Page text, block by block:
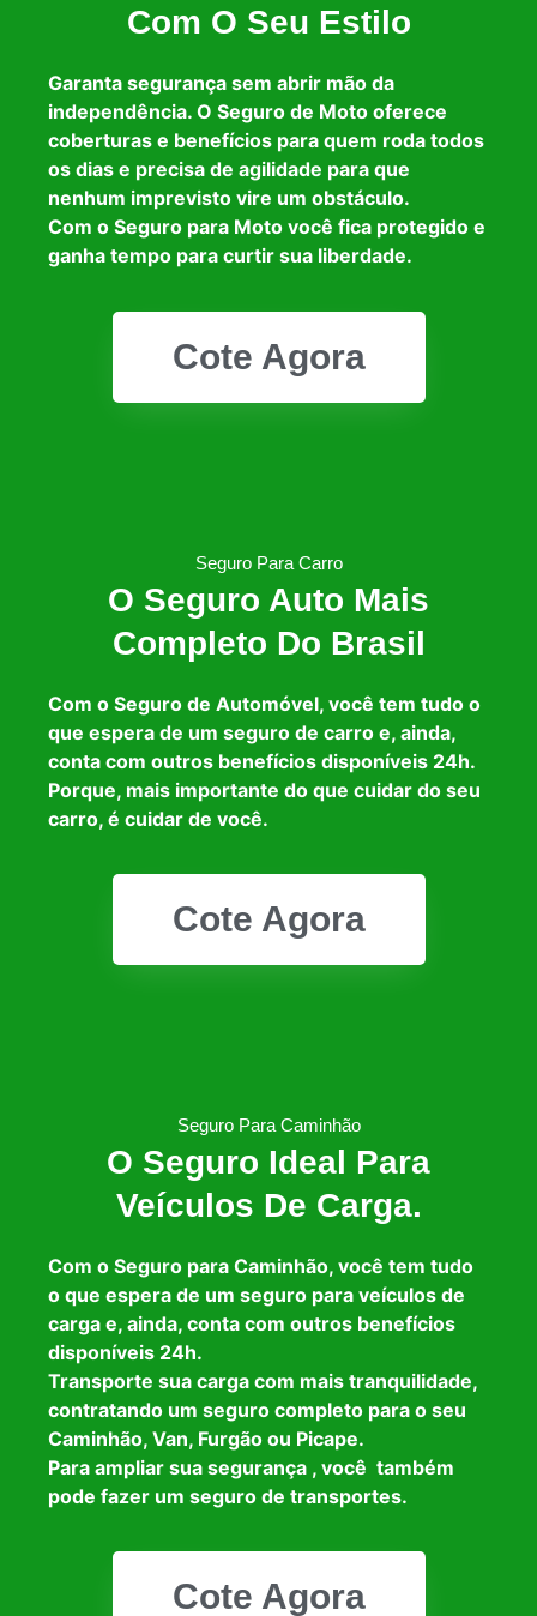
Com O Seu Estilo
Garanta segurança sem abrir mão da
independência. O Seguro de Moto oferece
coberturas e benefícios para quem roda todos
os dias e precisa de agilidade para que
nenhum imprevisto vire um obstáculo.
Com o Seguro para Moto você fica protegido e
ganha tempo para curtir sua liberdade.
Cote Agora
Seguro Para Carro
O Seguro Auto Mais
Completo Do Brasil
Com o Seguro de Automóvel, você tem tudo o
que espera de um seguro de carro e, ainda,
conta com outros benefícios disponíveis 24h.
Porque, mais importante do que cuidar do seu
carro, é cuidar de você.
Cote Agora
Seguro Para Caminhão
O Seguro Ideal Para
Veículos De Carga.
Com o Seguro para Caminhão, você tem tudo
o que espera de um seguro para veículos de
carga e, ainda, conta com outros benefícios
disponíveis 24h.
Transporte sua carga com mais tranquilidade,
contratando um seguro completo para o seu
Caminhão, Van, Furgão ou Picape.
Para ampliar sua segurança , você também
pode fazer um seguro de transportes.
Cote Agora